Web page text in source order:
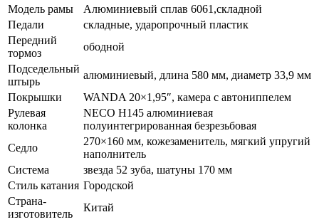
Модель рамы
Алюминиевый сплав 6061,складной
Педали
складные, ударопрочный пластик
Передний
тормоз
ободной
Подседельный
штырь
алюминиевый, длина 580 мм, диаметр 33,9 мм
Покрышки
WANDA 20×1,95″, камера с автониппелем
Рулевая
колонка
NECO H145 алюминиевая
полуинтегрированная безрезьбовая
Седло
270×160 мм, кожезаменитель, мягкий упругий
наполнитель
Система
звезда 52 зуба, шатуны 170 мм
Стиль катания Городской
Страна-
изготовитель
Китай